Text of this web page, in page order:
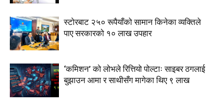
स्टाेरबाट २५० रूपैयाँको सामान किनेका व्यक्तिले
पाए सरकारको १० लाख उपहार
‘कमिशन’ को लोभले रित्तियो पोल्टाः साइबर ठगलाई
बुझाउन आमा र साथीसँग मागेका थिए ९ लाख